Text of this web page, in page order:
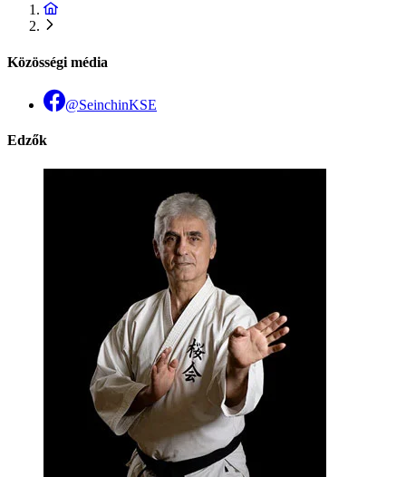
Közösségi média
@SeinchinKSE
Edzők